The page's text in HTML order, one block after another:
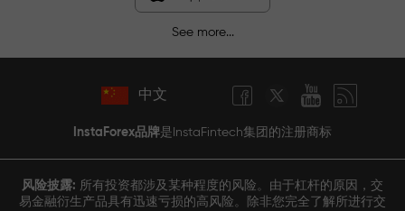
See more...
中文
InstaForex品牌是InstaFintech集团的注册商标
风险披露: 所有投资都涉及某种程度的风险。由于杠杆的原因，交
易金融衍生产品具有迅速亏损的高风险。除非您完全了解所进行交